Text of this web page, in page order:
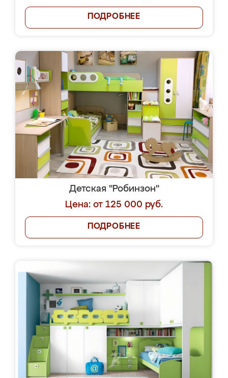
ПОДРОБНЕЕ
Детская "Робинзон"
Цена: от 125 000 руб.
ПОДРОБНЕЕ